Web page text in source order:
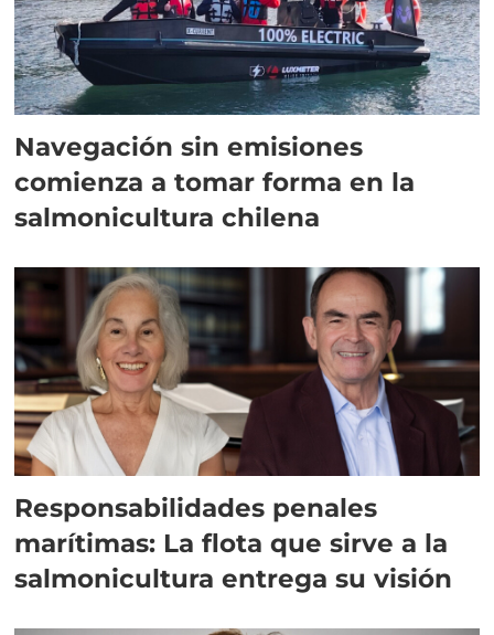
Navegación sin emisiones
comienza a tomar forma en la
salmonicultura chilena
Responsabilidades penales
marítimas: La flota que sirve a la
salmonicultura entrega su visión